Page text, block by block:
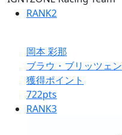
RANK2
岡本 彩那
ブラウ・ブリッツェン
獲得ポイント
722pts
RANK3